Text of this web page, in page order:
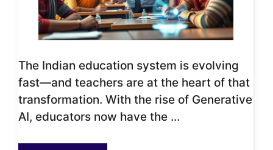
The Indian education system is evolving
fast—and teachers are at the heart of that
transformation. With the rise of Generative
AI, educators now have the …